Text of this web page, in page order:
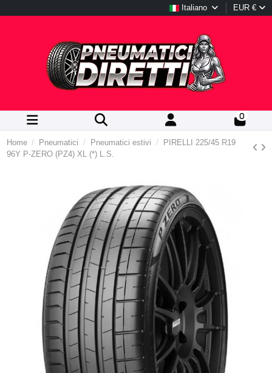
Italiano EUR €
0
Home Pneumatici Pneumatici estivi
PIRELLI 225/45 R19
96Y P-ZERO (PZ4) XL (*) L.S.